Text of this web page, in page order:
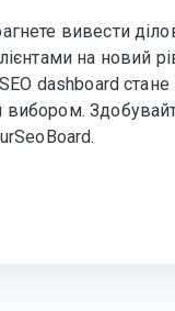
вивести
на новий
dashboard